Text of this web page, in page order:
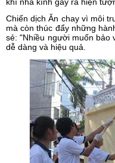
Chiến dịch Ăn chay vì môi
mà còn thúc đẩy những
sẻ: "Nhiều người muốn bảo
dễ dàng và hiệu quả.